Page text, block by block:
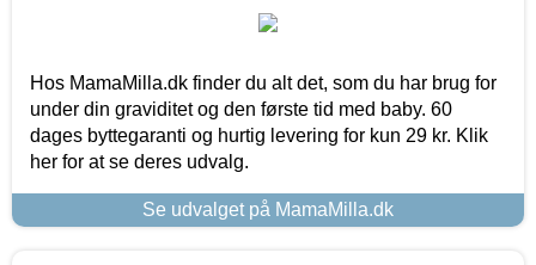
Hos MamaMilla.dk finder du alt det, som du har brug for
under din graviditet og den første tid med baby. 60
dages byttegaranti og hurtig levering for kun 29 kr. Klik
her for at se deres udvalg.
Se udvalget på MamaMilla.dk